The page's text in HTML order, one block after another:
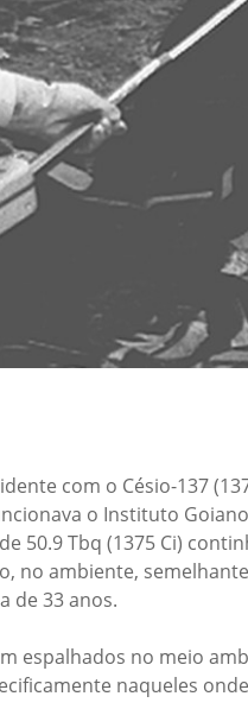
com o Césio-137
o Instituto
50.9 Tbq (1375 Ci)
no ambiente,
de 33 anos.
espalhados no meio
naqueles